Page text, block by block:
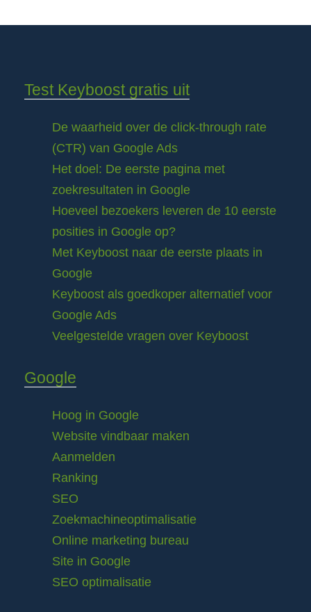
Test Keyboost gratis uit
De waarheid over de click-through rate
(CTR) van Google Ads
Het doel: De eerste pagina met
zoekresultaten in Google
Hoeveel bezoekers leveren de 10 eerste
posities in Google op?
Met Keyboost naar de eerste plaats in
Google
Keyboost als goedkoper alternatief voor
Google Ads
Veelgestelde vragen over Keyboost
Google
Hoog in Google
Website vindbaar maken
Aanmelden
Ranking
SEO
Zoekmachineoptimalisatie
Online marketing bureau
Site in Google
SEO optimalisatie